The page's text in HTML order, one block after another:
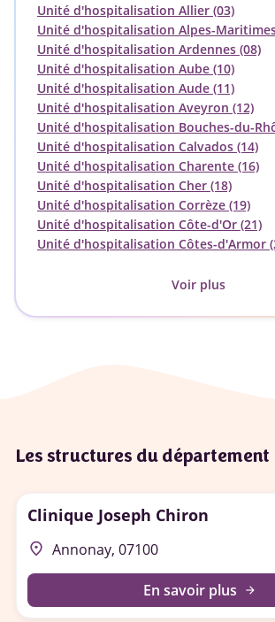
Unité d'hospitalisation Allier (03)
Unité d'hospitalisation Alpes-
Unité d'hospitalisation Ardennes (08)
Unité d'hospitalisation Aube (10)
Unité d'hospitalisation Aude (11)
Unité d'hospitalisation Aveyron (12)
Unité d'hospitalisation Bouches-du-
Unité d'hospitalisation Calvados (14)
Unité d'hospitalisation Charente (16)
Unité d'hospitalisation Cher (18)
Unité d'hospitalisation Corrèze (19)
Unité d'hospitalisation Côte-d'Or (21)
Unité d'hospitalisation Côtes-d'Armor
Voir plus
Les structures du département
Clinique Joseph Chiron
place Annonay, 07100
En savoir plus arrow_forward